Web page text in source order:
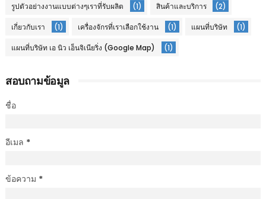
รูปตัวอย่างงานแบบต่างๆเราที่รับผลิต (1) สินค้าและบริการ (2)
เกี่ยวกับเรา (1) เครื่องจักรที่เราเลือกใช้งาน (1) แผนที่บริษัท (1)
แผนที่บริษัท เอ นิว เอ็นจิเนียริ่ง (Google Map) (1)
สอบถามข้อมูล
ชื่อ
อีเมล *
ข้อความ *